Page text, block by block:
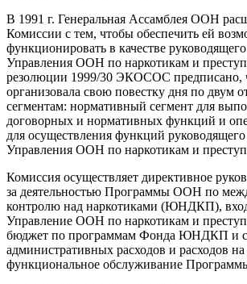
В 1991 г. Генеральная Ассамблея ООН
Комиссии с тем, чтобы обеспечить ей
функционировать в качестве
Управления ООН по наркотикам и
резолюции 1999/30 ЭКОСОС предписано,
организовала свою повестку дня по двум
сегментам: нормативный сегмент для
договорных и нормативных функций и
для осуществления функций руководящего
Управления ООН по наркотикам и
Комиссия осуществляет директивное
за деятельностью Программы ООН по
контролю над наркотиками (ЮНДКП),
Управление ООН по наркотикам и
бюджет по программам Фонда ЮНДКП и
административных расходов и расходов
функциональное обслуживание